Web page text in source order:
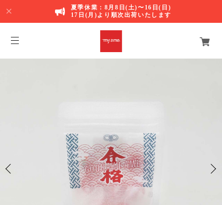
夏季休業：8月8日(土)〜16日(日)
17日(月)より順次出荷いたします